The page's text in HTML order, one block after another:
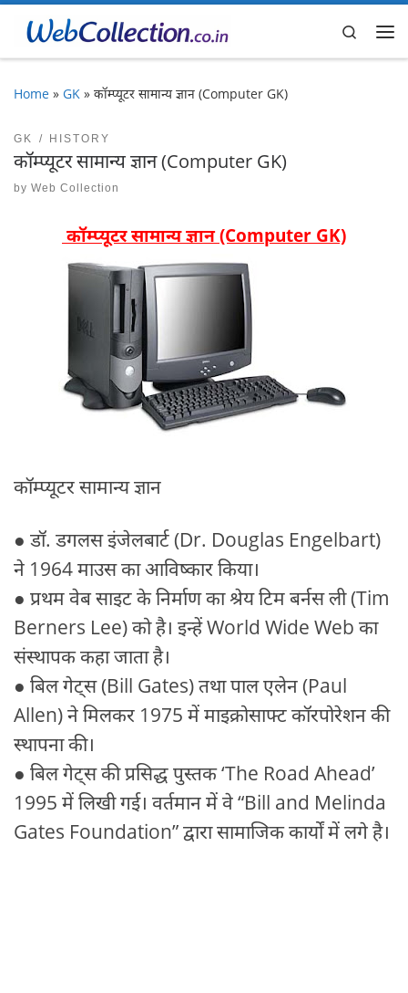
Skip to content
Search
Home » GK » कॉम्प्यूटर सामान्य ज्ञान (Computer GK)
GK HISTORY
कॉम्प्यूटर सामान्य ज्ञान (Computer GK)
by Web Collection
कॉम्प्यूटर सामान्य ज्ञान (Computer GK)
कॉम्प्यूटर सामान्य ज्ञान
● डॉ. डगलस इंजेलबार्ट (Dr. Douglas Engelbart)
ने 1964 माउस का आविष्कार किया।
● प्रथम वेब साइट के निर्माण का श्रेय टिम बर्नस ली (Tim
Berners Lee) को है। इन्हें World Wide Web का
संस्थापक कहा जाता है।
● बिल गेट्‌स (Bill Gates) तथा पाल एलेन (Paul
Allen) ने मिलकर 1975 में माइक्रोसाफ्ट कॉरपोरेशन की
स्थापना की।
● बिल गेट्‌स की प्रसिद्ध पुस्तक ‘The Road Ahead’
1995 में लिखी गई। वर्तमान में वे “Bill and Melinda
Gates Foundation” द्वारा सामाजिक कार्यों में लगे है।